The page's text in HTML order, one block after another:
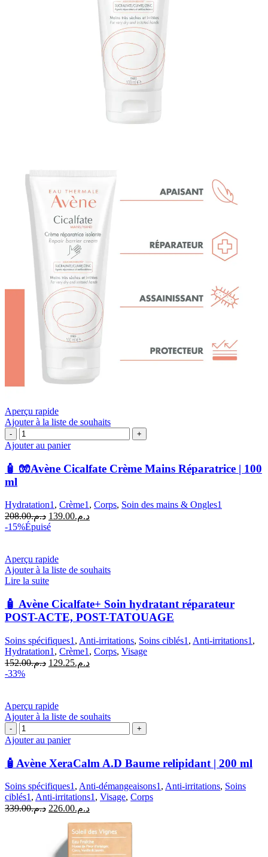
Aperçu rapide
Ajouter à la liste de souhaits
quantité
de
🧤
Avène
Mains
Réparatrice
|
Ajouter au panier
🧴 🧤Avène Cicalfate Crème Mains Réparatrice | 100
ml
Hydratation1 , Crème1 , Corps, Soin des mains & Ongles1
د.م.208.00
Le
prix
د.م.139.00
Le
-15%Épuisé
Aperçu rapide
Ajouter à la liste de souhaits
Lire la suite
🧴 Avène Cicalfate+ Soin hydratant réparateur
POST-ACTE, POST-TATOUAGE
Soins spécifiques1 , Anti-irritations, Soins ciblés1 , Anti-irritations1 ,
Hydratation1 , Crème1 , Corps, Visage
د.م.152.00
Le
د.م.129.25
Le
-33%
Aperçu rapide
Ajouter à la liste de souhaits
quantité
de
Avène
XeraCalm
Baume
relipidant
|
Ajouter au panier
🧴Avène XeraCalm A.D Baume relipidant | 200 ml
Soins spécifiques1 , Anti-démangeaisons1 , Anti-irritations, Soins
ciblés1 , Anti-irritations1 , Visage, Corps
د.م.339.00
Le
était :
د.م.339.00.
د.م.226.00
Le
actuel
est :